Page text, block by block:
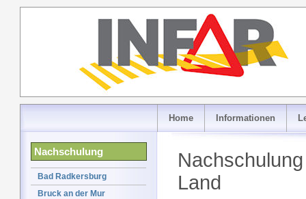
Home Informationen
Nachschulung
Bad Radkersburg
Bruck an der Mur
Land